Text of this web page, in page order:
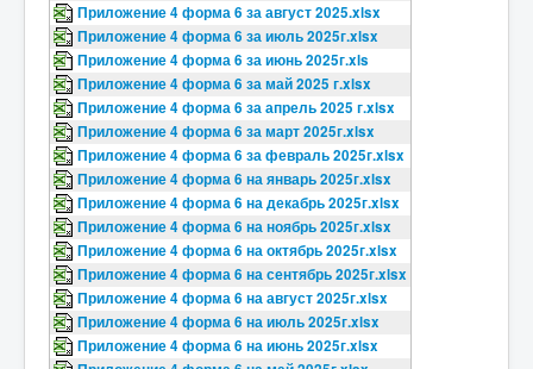
Приложение 4 форма 6 за август 2025.xlsx
Приложение 4 форма 6 за июль 2025г.xlsx
Приложение 4 форма 6 за июнь 2025г.xls
Приложение 4 форма 6 за май 2025 г.xlsx
Приложение 4 форма 6 за апрель 2025 г.xlsx
Приложение 4 форма 6 за март 2025г.xlsx
Приложение 4 форма 6 за февраль 2025г.xlsx
Приложение 4 форма 6 на январь 2025г.xlsx
Приложение 4 форма 6 на декабрь 2025г.xlsx
Приложение 4 форма 6 на ноябрь 2025г.xlsx
Приложение 4 форма 6 на октябрь 2025г.xlsx
Приложение 4 форма 6 на сентябрь 2025г.xlsx
Приложение 4 форма 6 на август 2025г.xlsx
Приложение 4 форма 6 на июль 2025г.xlsx
Приложение 4 форма 6 на июнь 2025г.xlsx